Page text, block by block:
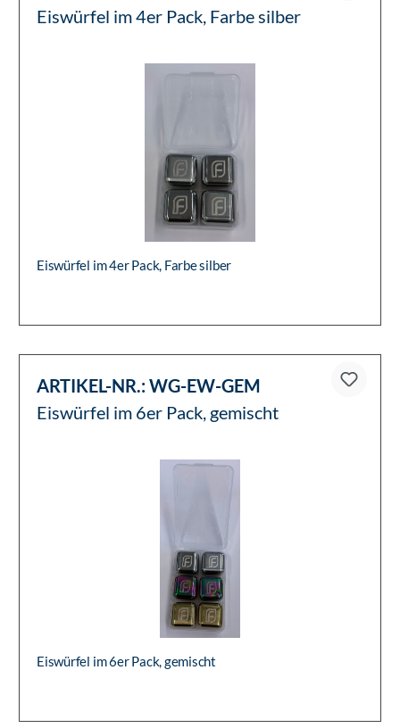
Eiswürfel im 4er Pack, Farbe silber
Eiswürfel im 4er Pack, Farbe silber
ARTIKEL-NR.:WG-EW-GEM
Eiswürfel im 6er Pack, gemischt
Eiswürfel im 6er Pack, gemischt